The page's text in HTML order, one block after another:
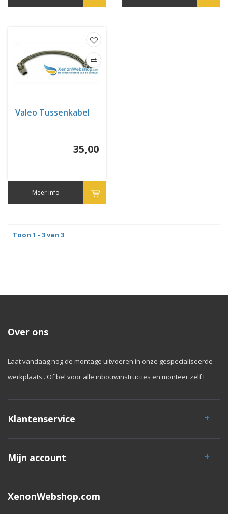
Valeo Tussenkabel
35,00
Meer info
Toon 1 - 3 van 3
Over ons
Laat vandaag nog de montage uitvoeren in onze gespecialiseerde
werkplaats . Of bel voor alle inbouwinstructies en monteer zelf !
Klantenservice
Mijn account
XenonWebshop.com